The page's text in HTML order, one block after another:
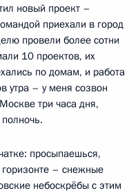
новый проект –
приехали в город
провели более сотни
10 проектов, их
по домам, и работа
утра – у меня созвон
три часа дня,
просыпаешься,
горизонте – снежные
небоскрёбы с этим